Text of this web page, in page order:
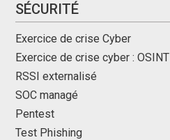
SÉCURITÉ
Exercice de crise Cyber
Exercice de crise cyber : OSINT
RSSI externalisé
SOC managé
Pentest
Test Phishing